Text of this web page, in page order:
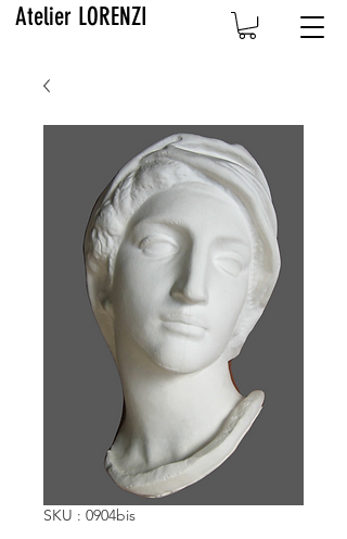
Atelier LORENZI
SKU : 0904bis